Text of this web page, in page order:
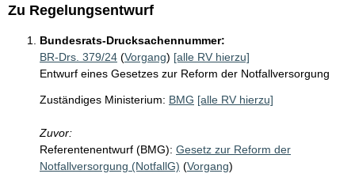
Zu Regelungsentwurf
Bundesrats-Drucksachennummer:
BR-Drs. 379/24 (Vorgang) [alle RV hierzu]
Entwurf eines Gesetzes zur Reform der Notfallversorgung
Zuständiges Ministerium: BMG [alle RV hierzu]
Zuvor:
Referentenentwurf (BMG): Gesetz zur Reform der
Notfallversorgung (NotfallG) (Vorgang)